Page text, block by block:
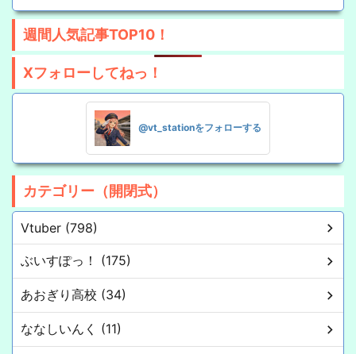
週間人気記事TOP10！
Xフォローしてねっ！
@vt_stationをフォローする
カテゴリー（開閉式）
Vtuber (798)
ぶいすぽっ！ (175)
あおぎり高校 (34)
ななしいんく (11)